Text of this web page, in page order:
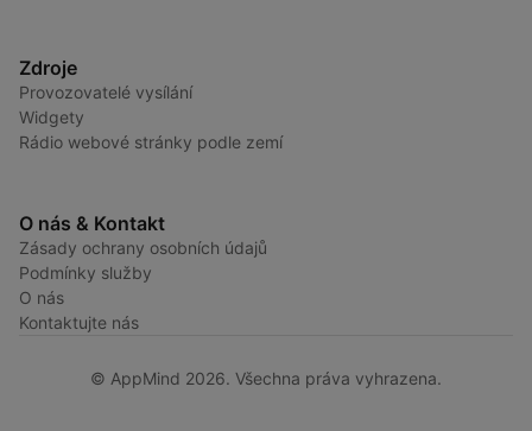
Zdroje
Provozovatelé vysílání
Widgety
Rádio webové stránky podle zemí
O nás & Kontakt
Zásady ochrany osobních údajů
Podmínky služby
O nás
Kontaktujte nás
© AppMind 2026. Všechna práva vyhrazena.